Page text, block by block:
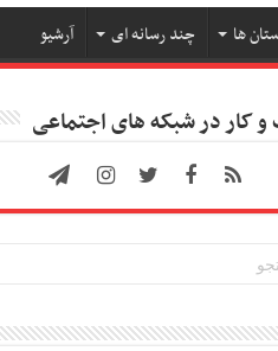
ها چند رسانه ای آرشیو
کار در شبکه های اجتماعی